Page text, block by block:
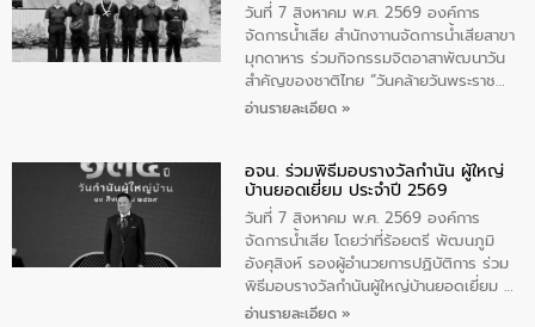
วันที่ 7 สิงหาคม พ.ศ. 2569 องค์การ
จัดการน้ำเสีย สำนักงาานจัดการน้ำเสียสาขา
มุกดาหาร ร่วมกิจกรรมจิตอาสาพัฒนาวัน
สําคัญของชาติไทย “วันคล้ายวันพระราช
สมภพ สมเด็จพระนางเจ้าสิริกิติ์พระบรม
ทิพย์คำ รองผู้ว่าราชการจังหวัดมุกดาหาร
เป็นประธานในพิธี ณ เรือนจําชั่วคราวนาโสก
ตําบลนาโสก อําเภอเมืองมุกดาหาร จังหวัด
มุกดาหาร โดยในกิจกรรมได้ร่วมปลูกป่า และ
ทําความสะอาดภายในบริเวณ จัดกิจกรรม
เพื่อถวายเป็นพระราชกุศล สมเด็จพระนาง
เจ้าสิริกิติ์พระบรมราชินีนาถ พระบรมราช
อ่านรายละเอียด »
อจน. ร่วมพิธีมอบรางวัลกำนัน ผู้ใหญ่
บ้านยอดเยี่ยม ประจำปี 2569
วันที่ 7 สิงหาคม พ.ศ. 2569 องค์การ
จัดการน้ำเสีย โดยว่าที่ร้อยตรี พัฒนภูมิ
อังศุสิงห์ รองผู้อำนวยการปฏิบัติการ ร่วม
พิธีมอบรางวัลกำนันผู้ใหญ่บ้านยอดเยี่ยม ณ
ทำเนียบรัฐบาล โดยมีนายอนุทิน ชาญวีรกูล
อ่านรายละเอียด »